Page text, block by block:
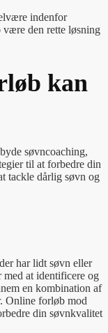
indenfor
være den rette løsning
kan
søvncoaching,
til at forbedre din
tackle dårlig søvn og
har lidt søvn eller
at identificere og
en kombination af
Online forløb mod
din søvnkvalitet